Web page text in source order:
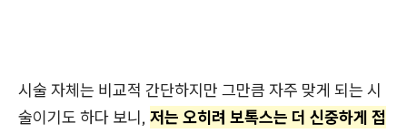
시술 자체는 비교적 간단하지만 그만큼 자주 맞게 되는 시
술이기도 하다 보니, 저는 오히려 보톡스는 더 신중하게 접